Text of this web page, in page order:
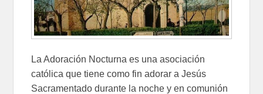
La Adoración Nocturna es una asociación
católica que tiene como fin adorar a Jesús
Sacramentado durante la noche y en comunión